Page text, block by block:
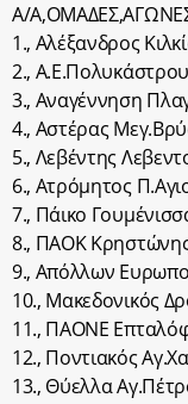
Α/
1., Αλέξανδρος
2.,
3., Αναγέννηση
4., Αστέρας
5., Λεβέντης
6., Ατρόμητος
7., Πάικο
8., ΠΑΟΚ
9., Απόλλων
10., Μακεδονικός
11., ΠΑΟΝΕ
12., Ποντιακός
13., Θύελλα